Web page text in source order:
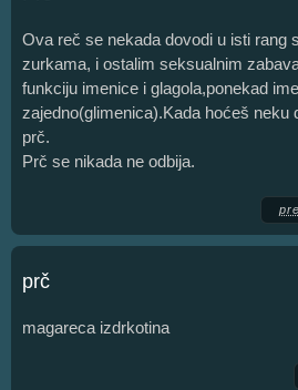
Ova reč se nekada dovodi u isti rang
zurkama, i ostalim seksualnim
funkciju imenice i glagola,ponekad
zajedno(glimenica).Kada hoćeš neku
prč.
Prč se nikada ne odbija.
prč
magareca izdrkotina